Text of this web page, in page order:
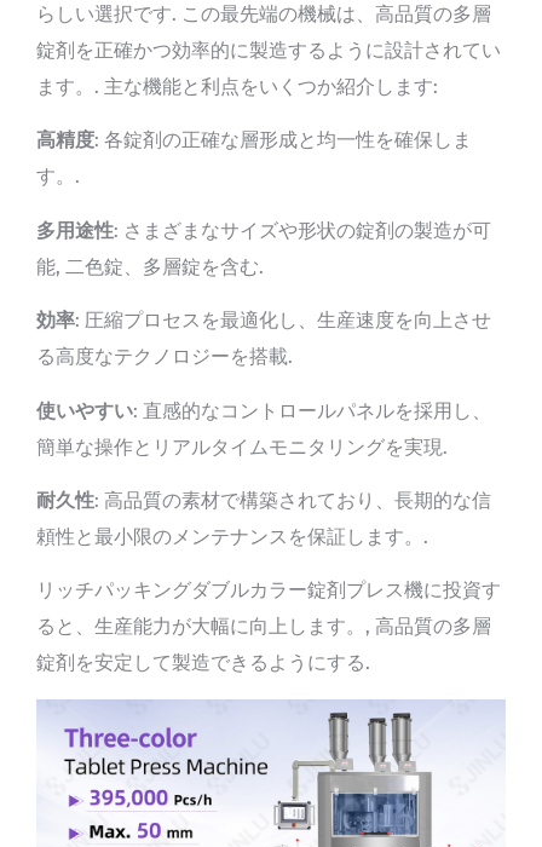
らしい選択です. この最先端の機械は、高品質の多層
錠剤を正確かつ効率的に製造するように設計されてい
ます。. 主な機能と利点をいくつか紹介します:
高精度: 各錠剤の正確な層形成と均一性を確保しま
す。.
多用途性: さまざまなサイズや形状の錠剤の製造が可
能, 二色錠、多層錠を含む.
効率: 圧縮プロセスを最適化し、生産速度を向上させ
る高度なテクノロジーを搭載.
使いやすい: 直感的なコントロールパネルを採用し、
簡単な操作とリアルタイムモニタリングを実現.
耐久性: 高品質の素材で構築されており、長期的な信
頼性と最小限のメンテナンスを保証します。.
リッチパッキングダブルカラー錠剤プレス機に投資す
ると、生産能力が大幅に向上します。, 高品質の多層
錠剤を安定して製造できるようにする.